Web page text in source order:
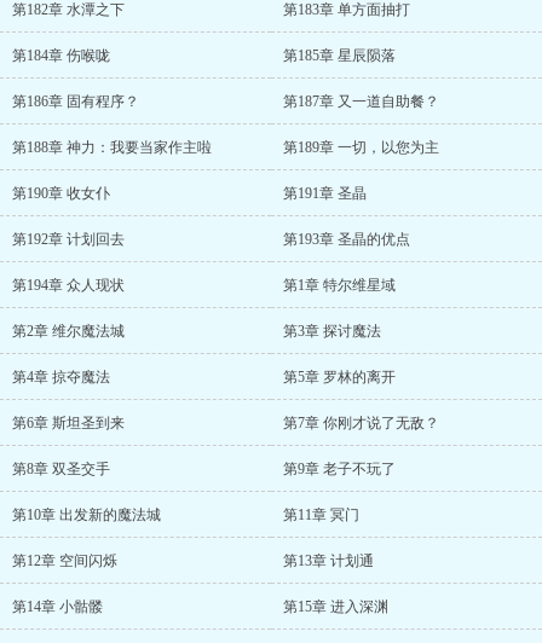
第182章 水潭之下 第183章 单方面抽打
第184章 伤喉咙 第185章 星辰陨落
第186章 固有程序？ 第187章 又一道自助餐？
第188章 神力：我要当家作主啦 第189章 一切，以您为主
第190章 收女仆 第191章 圣晶
第192章 计划回去 第193章 圣晶的优点
第194章 众人现状 第1章 特尔维星域
第2章 维尔魔法城 第3章 探讨魔法
第4章 掠夺魔法 第5章 罗林的离开
第6章 斯坦圣到来 第7章 你刚才说了无敌？
第8章 双圣交手 第9章 老子不玩了
第10章 出发新的魔法城 第11章 冥门
第12章 空间闪烁 第13章 计划通
第14章 小骷髅 第15章 进入深渊